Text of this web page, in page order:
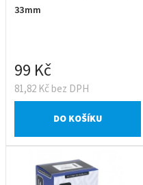
33mm
81,82 Kč bez DPH
99 Kč
DO KOŠÍKU